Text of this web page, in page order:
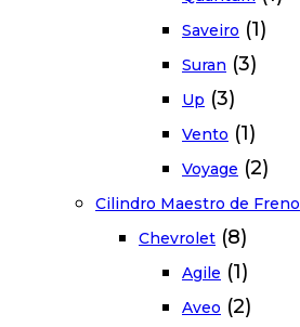
Saveiro (1)
Suran (3)
Up (3)
Vento (1)
Voyage (2)
Cilindro Maestro de Freno
Chevrolet (8)
Agile (1)
Aveo (2)